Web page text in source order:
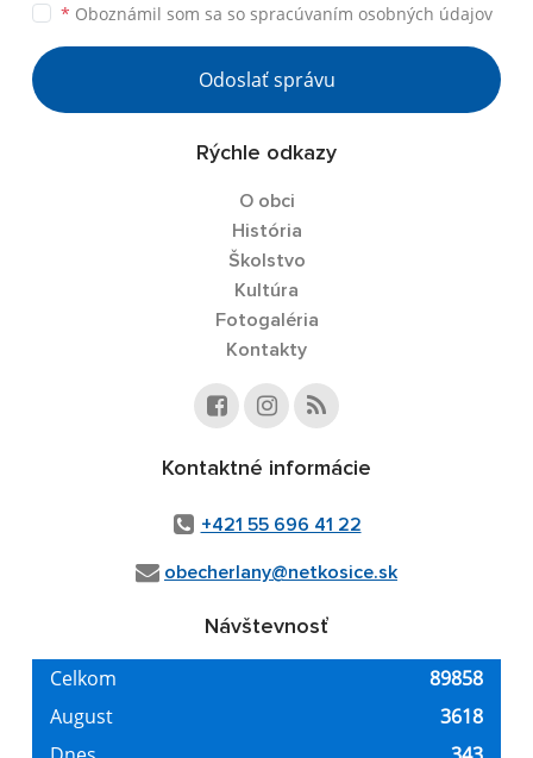
* Oboznámil som sa so spracúvaním osobných údajov
Odoslať správu
Rýchle odkazy
O obci
História
Školstvo
Kultúra
Fotogaléria
Kontakty
Kontaktné informácie
+421 55 696 41 22
obecherlany@netkosice.sk
Návštevnosť